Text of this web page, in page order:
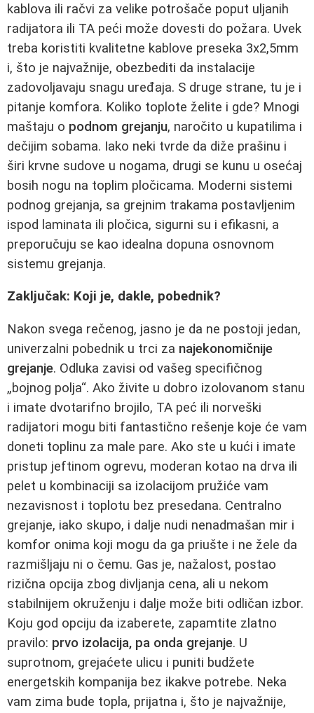
kablova ili račvi za velike potrošače poput uljanih
radijatora ili TA peći može dovesti do požara. Uvek
treba koristiti kvalitetne kablove preseka 3x2,5mm
i, što je najvažnije, obezbediti da instalacije
zadovoljavaju snagu uređaja. S druge strane, tu je i
pitanje komfora. Koliko toplote želite i gde? Mnogi
maštaju o podnom grejanju, naročito u kupatilima i
dečijim sobama. Iako neki tvrde da diže prašinu i
širi krvne sudove u nogama, drugi se kunu u osećaj
bosih nogu na toplim pločicama. Moderni sistemi
podnog grejanja, sa grejnim trakama postavljenim
ispod laminata ili pločica, sigurni su i efikasni, a
preporučuju se kao idealna dopuna osnovnom
sistemu grejanja.
Zaključak: Koji je, dakle, pobednik?
Nakon svega rečenog, jasno je da ne postoji jedan,
univerzalni pobednik u trci za najekonomičnije
grejanje. Odluka zavisi od vašeg specifičnog
„bojnog polja“. Ako živite u dobro izolovanom stanu
i imate dvotarifno brojilo, TA peć ili norveški
radijatori mogu biti fantastično rešenje koje će vam
doneti toplinu za male pare. Ako ste u kući i imate
pristup jeftinom ogrevu, moderan kotao na drva ili
pelet u kombinaciji sa izolacijom pružiće vam
nezavisnost i toplotu bez presedana. Centralno
grejanje, iako skupo, i dalje nudi nenadmašan mir i
komfor onima koji mogu da ga priušte i ne žele da
razmišljaju ni o čemu. Gas je, nažalost, postao
rizična opcija zbog divljanja cena, ali u nekom
stabilnijem okruženju i dalje može biti odličan izbor.
Koju god opciju da izaberete, zapamtite zlatno
pravilo: prvo izolacija, pa onda grejanje. U
suprotnom, grejaćete ulicu i puniti budžete
energetskih kompanija bez ikakve potrebe. Neka
vam zima bude topla, prijatna i, što je najvažnije,